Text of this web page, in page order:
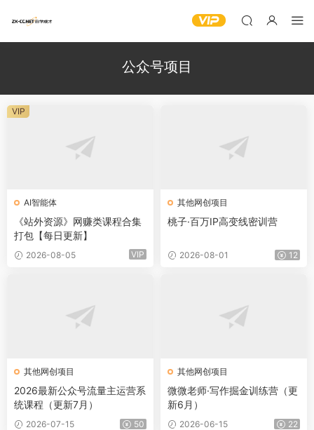
公众号项目
AI智能体
《站外资源》网赚类课程合集
打包【每日更新】
2026-08-05 VIP
VIP
其他网创项目
桃子·百万IP高变线密训营
2026-08-01 12
其他网创项目
2026最新公众号流量主运营系
统课程（更新7月）
2026-07-15 50
其他网创项目
微微老师·写作掘金训练营（更
新6月）
2026-06-15 22